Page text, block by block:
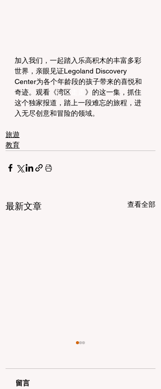
加入我们，一起踏入乐高积木的丰富多彩
世界，亲眼见证Legoland Discovery
Center为各个年龄段的孩子带来的喜悦和
奇迹。观看《湾区
》的这一集，抓住
这个独家报道，踏上一段难忘的旅程，进
入无尽创意和冒险的领域。
旅遊
教育
最新文章 查看全部
留言